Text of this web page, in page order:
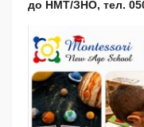
до НМТ/ЗНО, тел.